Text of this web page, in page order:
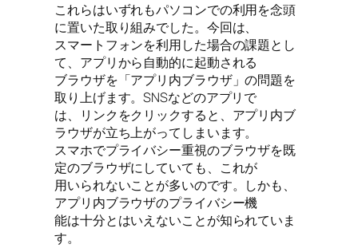
これらはいずれもパソコンでの利用を念頭
に置いた取り組みでした。今回は、
スマートフォンを利用した場合の課題とし
て、アプリから自動的に起動される
ブラウザを「アプリ内ブラウザ」の問題を
取り上げます。SNSなどのアプリで
は、リンクをクリックすると、アプリ内ブ
ラウザが立ち上がってしまいます。
スマホでプライバシー重視のブラウザを既
定のブラウザにしていても、これが
用いられないことが多いのです。しかも、
アプリ内ブラウザのプライバシー機
能は十分とはいえないことが知られていま
す。